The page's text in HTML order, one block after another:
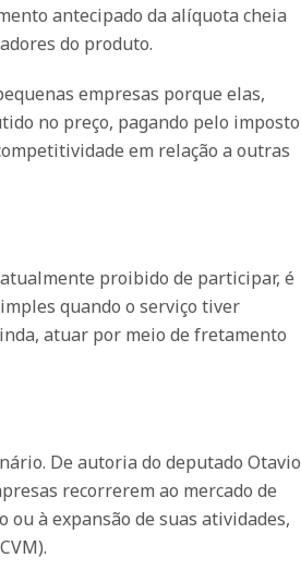
antecipado da alíquota cheia
do produto.
empresas porque elas,
no preço, pagando pelo imposto
em relação a outras
proibido de participar, é
quando o serviço tiver
atuar por meio de fretamento
De autoria do deputado Otavio
recorrerem ao mercado de
à expansão de suas atividades,